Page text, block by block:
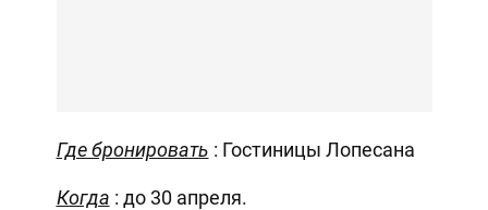
Где бронировать : Гостиницы Лопесана
Когда : до 30 апреля.